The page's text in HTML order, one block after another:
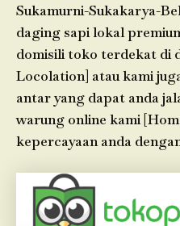
Sukamurni-Sukakarya-
daging sapi lokal
domisili toko terdekat di
Locolation] atau kami
antar yang dapat anda
warung online kami
kepercayaan anda